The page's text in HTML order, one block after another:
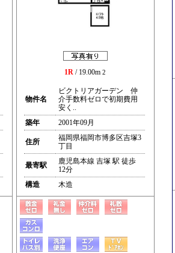
1R / 19.00m 2
物件名
ビクトリアガーデン 仲
介手数料ゼロで初期費用
安く..
築年
2001年09月
住所
福岡県福岡市博多区吉塚3
丁目
最寄駅
鹿児島本線 吉塚 駅 徒歩
12分
構造
木造